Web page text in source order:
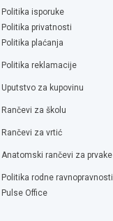
Politika isporuke
Politika privatnosti
Politika plaćanja
Politika reklamacije
Uputstvo za kupovinu
Rančevi za školu
Rančevi za vrtić
Anatomski rančevi za prvake
Politika rodne ravnopravnosti
Pulse Office